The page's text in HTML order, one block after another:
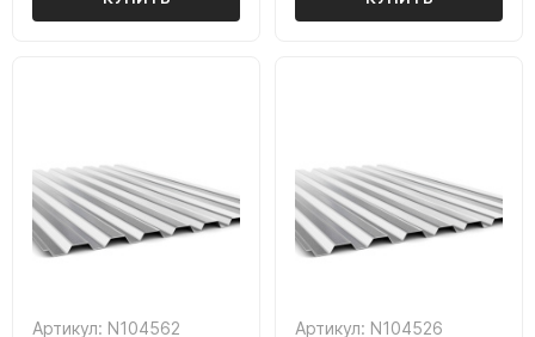
Артикул: N104562 Артикул: N104526